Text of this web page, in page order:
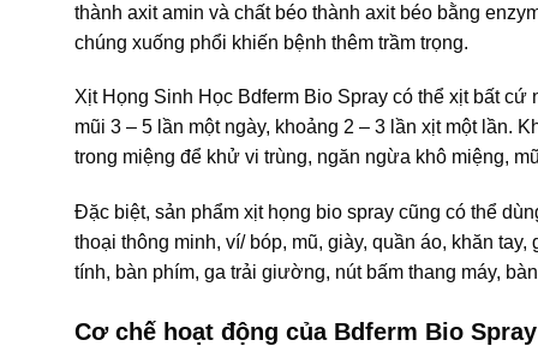
thành axit amin và chất béo thành axit béo bằng
chúng xuống phổi khiến bệnh thêm trầm trọng.
Xịt Họng Sinh Học Bdferm Bio Spray có thể xịt bất
mũi 3 – 5 lần một ngày, khoảng 2 – 3 lần xịt một lần.
trong miệng để khử vi trùng, ngăn ngừa khô miệng,
Đặc biệt, sản phẩm xịt họng bio spray cũng có thể
thoại thông minh, ví/ bóp, mũ, giày, quần áo, khăn
tính, bàn phím, ga trải giường, nút bấm thang máy,
Cơ chế hoạt động của Bdferm Bio Spray